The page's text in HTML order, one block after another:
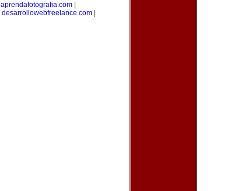
aprendafotografia.com
desarrollowebfreelance.com